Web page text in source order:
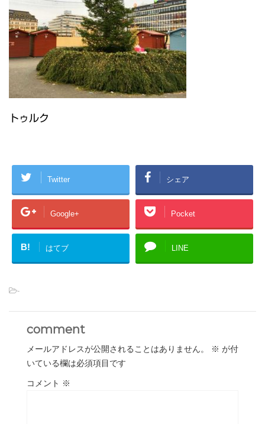
トゥルク
Twitter シェア
Google+ Pocket
B! はてブ LINE
-
comment
メールアドレスが公開されることはありません。 ※ が付
いている欄は必須項目です
コメント ※